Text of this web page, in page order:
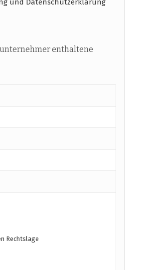
enthaltene
Rechtslage